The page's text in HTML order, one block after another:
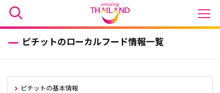
ピチットのローカルフード情報一覧
ピチットの基本情報